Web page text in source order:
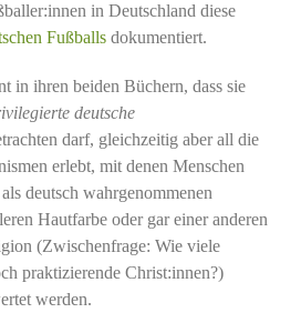
in Deutschland diese
Fußballsdokumentiert.
in ihren beiden Büchern, dass sie
deutsche
darf, gleichzeitig aber all die
erlebt, mit denen Menschen
deutsch wahrgenommenen
Hautfarbe oder gar einer anderen
(Zwischenfrage: Wie viele
praktizierende Christ:innen?)
werden.